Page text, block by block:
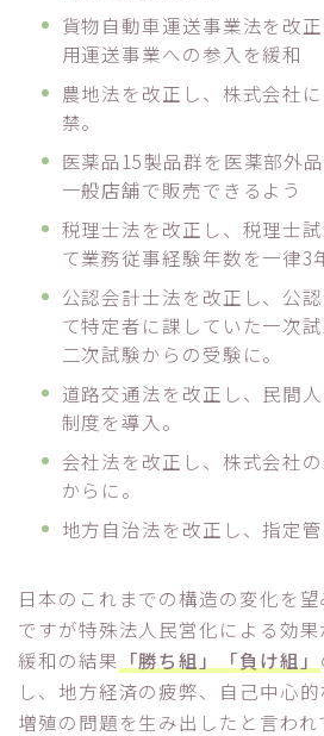
貨物自動車運送事業法を改
用運送事業への参入を緩和
農地法を改正し、株式会社
禁。
医薬品15製品群を医薬部外
一般店舗で販売できるよう
税理士法を改正し、税理士
て業務従事経験年数を一律3
公認会計士法を改正し、公
て特定者に課していた一次
二次試験からの受験に。
道路交通法を改正し、民間
制度を導入。
会社法を改正し、株式会社
からに。
地方自治法を改正し、指定管
日本のこれまでの構造の変化を
ですが特殊法人民営化による効
緩和の結果 「勝ち組」「負け組」
し、地方経済の疲弊、自己中心
増殖の問題を生み出したと言われ